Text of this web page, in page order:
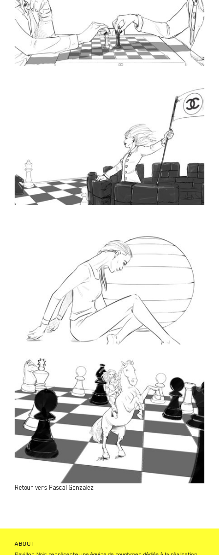
Retour vers Pascal Gonzalez
ABOUT